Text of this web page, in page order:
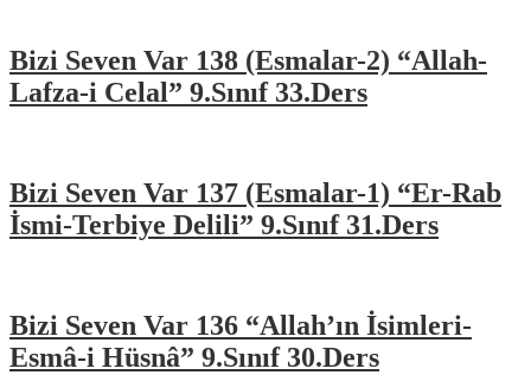
Bizi Seven Var 138 (Esmalar-2) “Allah-
Lafza-i Celal” 9.Sınıf 33.Ders
Bizi Seven Var 137 (Esmalar-1) “Er-Rab
İsmi-Terbiye Delili” 9.Sınıf 31.Ders
Bizi Seven Var 136 “Allah’ın İsimleri-
Esmâ-i Hüsnâ” 9.Sınıf 30.Ders